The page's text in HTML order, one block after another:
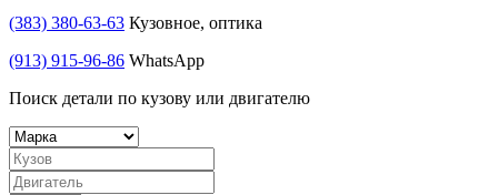
(383) 380-63-63 Кузовное, оптика
(913) 915-96-86 WhatsApp
Поиск детали по кузову или двигателю